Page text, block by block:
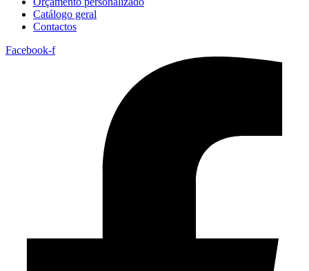
Catálogo geral
Contactos
Facebook-f